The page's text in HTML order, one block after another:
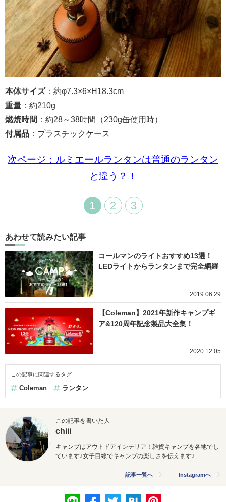
本体サイズ：約φ7.3×6×H18.3cm
重量 ：約210g
燃焼時間 ：約28～38時間（230g缶使用時）
付属品 ：プラスチックケース
次ページ：ルミエールランタンは普通のランタン
と違う？！
1 2 3
あわせて読みたい記事
コールマンのライトおすすめ13選！
LEDライトからランタンまで完全網羅
2019.06.29
【Coleman】2021年新作キャンプギ
ア&120周年記念製品大全集！
2020.12.05
この記事に関連するタグ
Coleman ランタン
この記事を書いた人
chiii
キャンプはアウトドアインテリア！雑貨キャンプを各地でし
ています♪女子目線でキャンプの楽しさを伝えます♪
記事一覧へ Instagramへ